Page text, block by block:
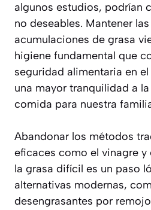
algunos estudios, podrían
no deseables. Mantener
acumulaciones de grasa
higiene fundamental que
seguridad alimentaria en
una mayor tranquilidad a
comida para nuestra
Abandonar los métodos
eficaces como el vinagre
la grasa difícil es un paso
alternativas modernas,
desengrasantes por